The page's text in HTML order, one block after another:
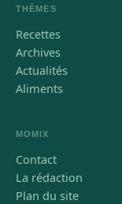
THÈMES
Recettes
Archives
Actualités
Aliments
MOMIX
Contact
La rédaction
Plan du site